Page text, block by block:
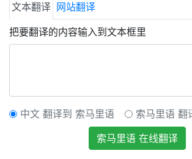
文本翻译 网站翻译
把要翻译的内容输入到文本框里
中文 翻译到 索马里语
索马里语 翻
索马里语 在线翻译